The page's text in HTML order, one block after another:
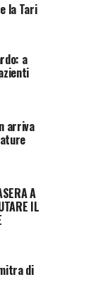
la Tari
a
arriva
A
IL
di